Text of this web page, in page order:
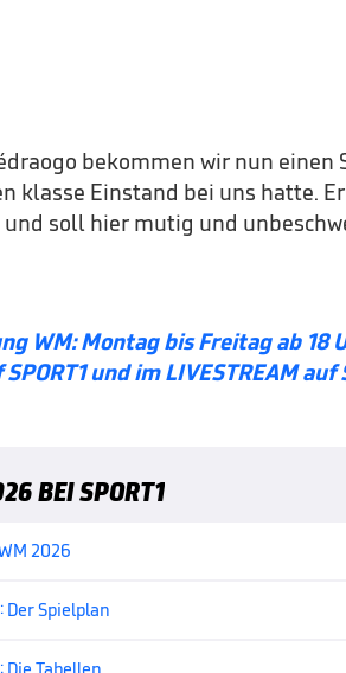
bekommen wir nun einen
klasse Einstand bei uns hatte.
soll hier mutig und
WM: Montag bis Freitag ab
und im LIVESTREAM auf
BEI SPORT1
2026
Der Spielplan